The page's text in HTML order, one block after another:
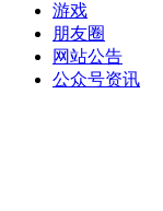
游戏
朋友圈
网站公告
公众号资讯